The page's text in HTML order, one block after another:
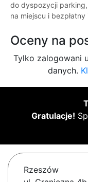
do dyspozycji
na miejscu i bezpłatny
Oceny na
Tylko zalogowani
danych.
Gratulacje!
Rzeszów